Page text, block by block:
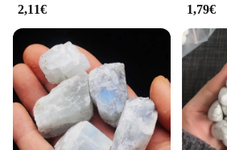
2,11€ 1,79€